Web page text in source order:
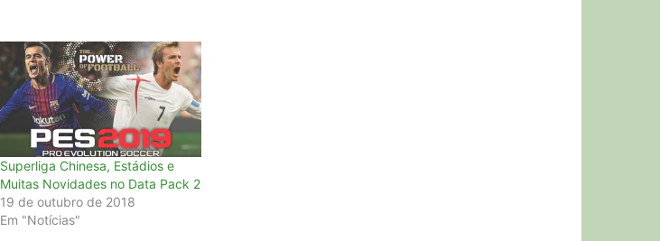
Superliga Chinesa, Estádios e
Muitas Novidades no Data Pack 2
19 de outubro de 2018
Em "Notícias"